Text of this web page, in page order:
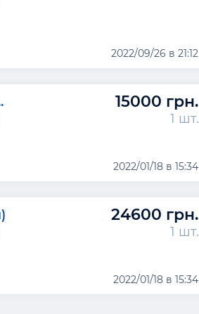
2022/09/26 в 21:12
15000 грн.
1 шт.
2022/01/18 в 15:34
24600 грн.
1 шт.
2022/01/18 в 15:34